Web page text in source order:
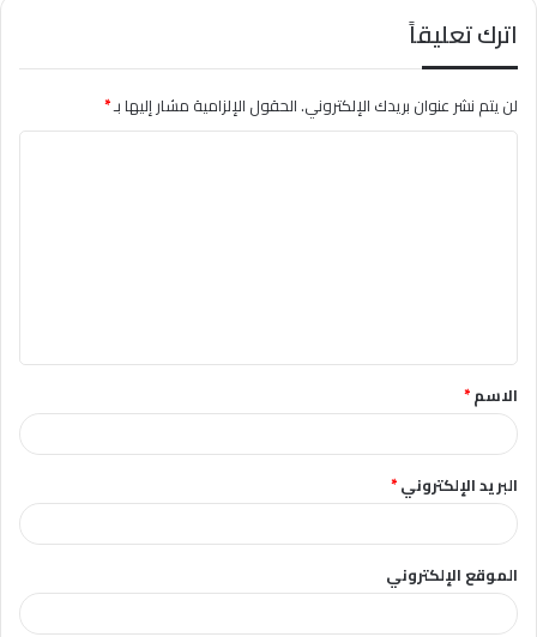
اترك تعليقاً
لن يتم نشر عنوان بريدك الإلكتروني.الحقول الإلزامية مشار إليها بـ*
ق
*الاسم*
البريد الإلكتروني*
الموقع الإلكتروني